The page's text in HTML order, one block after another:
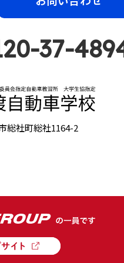
37-
総社町総社1164-2